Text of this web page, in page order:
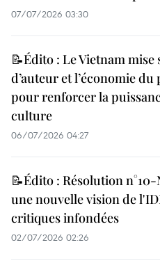
07/07/2026 03:30
📝Édito : Le Vietnam
d’auteur et l’économie
pour renforcer la
culture
06/07/2026 04:27
📝Édito : Résolution
une nouvelle vision de
critiques infondées
02/07/2026 02:26